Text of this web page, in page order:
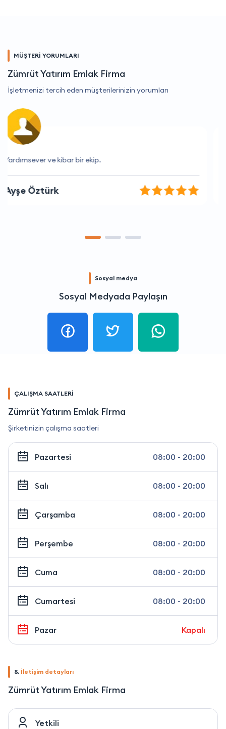
MÜŞTERİ YORUMLARI
Zümrüt Yatırım Emlak Firma
İşletmenizi tercih eden müşterilerinizin yorumları
Kaliteli ve hızlı hizmet anlayışları için teşekkürler
Emre Sönmez
Sosyal medya
Sosyal Medyada Paylaşın
ÇALIŞMA SAATLERİ
Zümrüt Yatırım Emlak Firma
Şirketinizin çalışma saatleri
Pazartesi 08:00 - 20:00
Salı 08:00 - 20:00
Çarşamba 08:00 - 20:00
Perşembe 08:00 - 20:00
Cuma 08:00 - 20:00
Cumartesi 08:00 - 20:00
Pazar Kapalı
& İletişim detayları
Zümrüt Yatırım Emlak Firma
Yetkili